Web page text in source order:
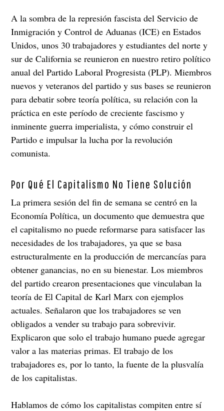
A la sombra de la represión fascista del Servicio de
Inmigración y Control de Aduanas (ICE) en Estados
Unidos, unos 30 trabajadores y estudiantes del norte y
sur de California se reunieron en nuestro retiro político
anual del Partido Laboral Progresista (PLP). Miembros
nuevos y veteranos del partido y sus bases se reunieron
para debatir sobre teoría política, su relación con la
práctica en este período de creciente fascismo y
inminente guerra imperialista, y cómo construir el
Partido e impulsar la lucha por la revolución
comunista.
Por Qué El Capitalismo No Tiene Solución
La primera sesión del fin de semana se centró en la
Economía Política, un documento que demuestra que
el capitalismo no puede reformarse para satisfacer las
necesidades de los trabajadores, ya que se basa
estructuralmente en la producción de mercancías para
obtener ganancias, no en su bienestar. Los miembros
del partido crearon presentaciones que vinculaban la
teoría de El Capital de Karl Marx con ejemplos
actuales. Señalaron que los trabajadores se ven
obligados a vender su trabajo para sobrevivir.
Explicaron que solo el trabajo humano puede agregar
valor a las materias primas. El trabajo de los
trabajadores es, por lo tanto, la fuente de la plusvalía
de los capitalistas.
Hablamos de cómo los capitalistas compiten entre sí